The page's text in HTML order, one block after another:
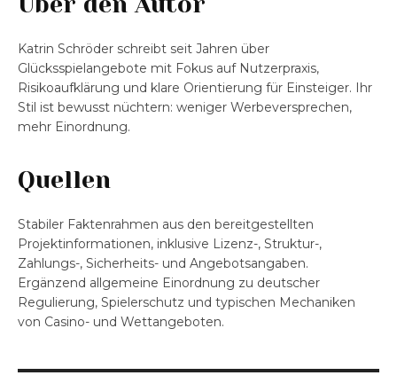
Katrin Schröder schreibt seit Jahren über
Glücksspielangebote mit Fokus auf Nutzerpraxis,
Risikoaufklärung und klare Orientierung für Einsteiger. Ihr
Stil ist bewusst nüchtern: weniger Werbeversprechen,
mehr Einordnung.
Quellen
Stabiler Faktenrahmen aus den bereitgestellten
Projektinformationen, inklusive Lizenz-, Struktur-,
Zahlungs-, Sicherheits- und Angebotsangaben.
Ergänzend allgemeine Einordnung zu deutscher
Regulierung, Spielerschutz und typischen Mechaniken
von Casino- und Wettangeboten.